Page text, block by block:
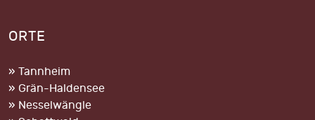
ORTE
» Tannheim
» Grän-Haldensee
» Nesselwängle